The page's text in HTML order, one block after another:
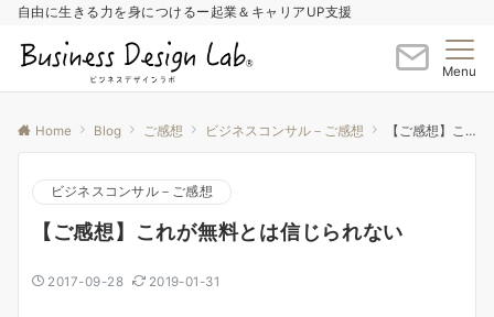
自由に生きる力を身につけるー起業＆キャリアUP支援
Menu
Home Blog ご感想 ビジネスコンサル－ご感想 【ご感想】これが無料とは信じられない
ビジネスコンサル－ご感想
【ご感想】これが無料とは信じられない
2017-09-28 2019-01-31